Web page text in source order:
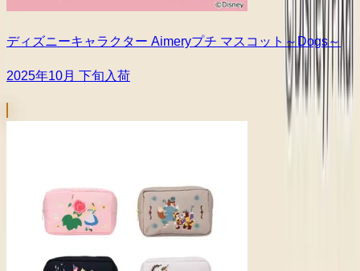
ディズニーキャラクター Aimeryプチ マスコット～Dogs～
2025年10月 下旬入荷